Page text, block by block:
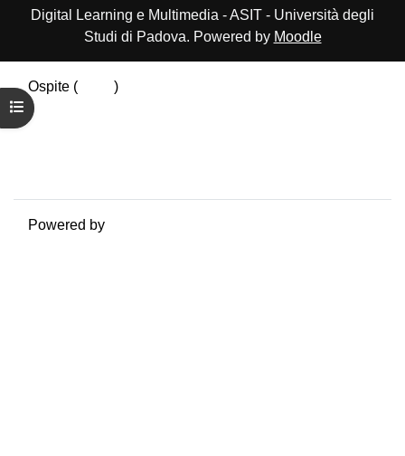
Apri indice del corso
Digital Learning e Multimedia - ASIT - Università degli
Studi di Padova. Powered by Moodle
Ospite (
)
Riepilogo della conservazione dei dati
Powered by